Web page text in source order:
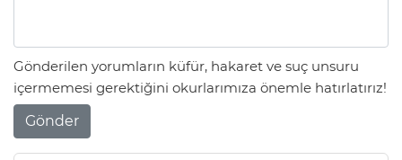
Gönderilen yorumların küfür, hakaret ve suç unsuru
içermemesi gerektiğini okurlarımıza önemle hatırlatırız!
Gönder